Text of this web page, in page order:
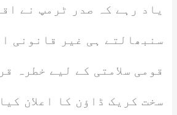
یاد رہے کہ صدر ٹرمپ نے
سنبھالتے ہی غیر قانونی
قومی سلامتی کے لیے خطرہ
سخت کریک ڈاؤن کا اعلان